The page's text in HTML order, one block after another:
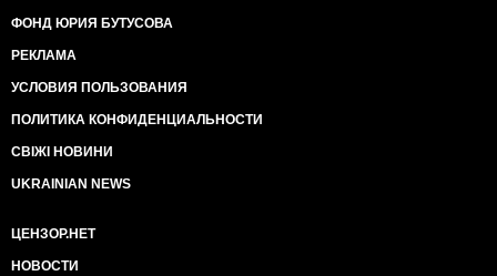
ФОНД ЮРИЯ БУТУСОВА
РЕКЛАМА
УСЛОВИЯ ПОЛЬЗОВАНИЯ
ПОЛИТИКА КОНФИДЕНЦИАЛЬНОСТИ
СВІЖІ НОВИНИ
UKRAINIAN NEWS
ЦЕНЗОР.НЕТ
НОВОСТИ